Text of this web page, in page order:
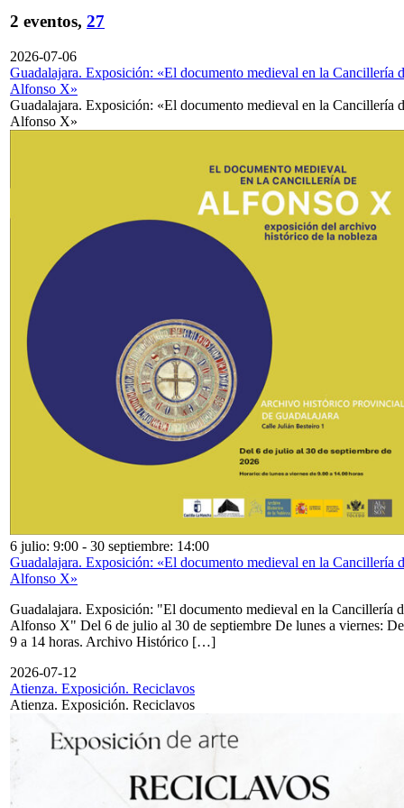
2 eventos, 27
2026-07-06
Guadalajara. Exposición: «El documento medieval en la Cancillería
Alfonso X»
Guadalajara. Exposición: «El documento medieval en la Cancillería
Alfonso X»
6 julio: 9:00 - 30 septiembre: 14:00
Guadalajara. Exposición: «El documento medieval en la Cancillería
Alfonso X»
Guadalajara. Exposición: "El documento medieval en la Cancillería
Alfonso X" Del 6 de julio al 30 de septiembre De lunes a viernes: De
9 a 14 horas. Archivo Histórico […]
2026-07-12
Atienza. Exposición. Reciclavos
Atienza. Exposición. Reciclavos